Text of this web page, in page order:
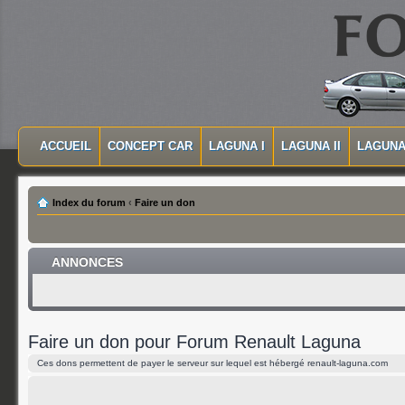
MENU PRINCIPAL
ACCUEIL CONCEPT CAR LAGUNA I LAGUNA II
Index du forum ‹ Faire un don
ANNONCES
Faire un don pour Forum Renault Laguna
Ces dons permettent de payer le serveur sur lequel est hébergé renault-laguna.com